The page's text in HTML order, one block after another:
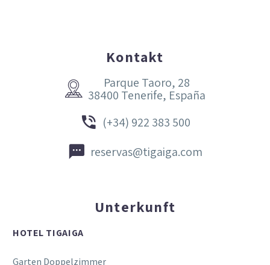
Kontakt


Parque Taoro, 28
38400 Tenerife, España

 (+34) 922 383 500

 reservas@tigaiga.com
Unterkunft
HOTEL TIGAIGA
Garten Doppelzimmer